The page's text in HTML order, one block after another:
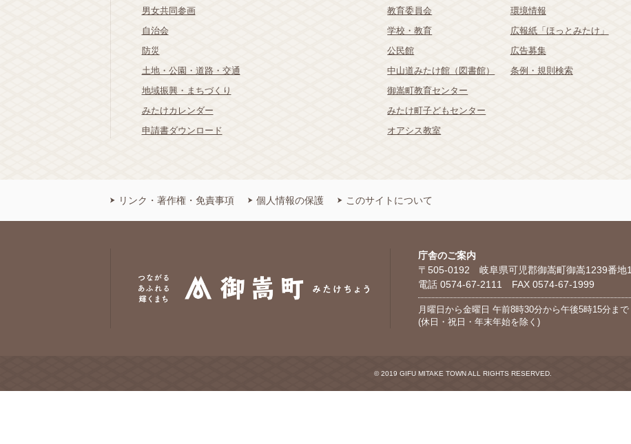
男女共同参画
自治会
防災
土地・公園・道路・交通
地域振興・まちづくり
みたけカレンダー
申請書ダウンロード
教育委員会
学校・教育
公民館
中山道みたけ館（図書館）
御嵩町教育センター
みたけ町子どもセンター
オアシス教室
環境情報
広報紙「ほっとみたけ」
広告募集
条例・規則検索
リンク・著作権・免責事項 個人情報の保護 このサイトについて
庁舎のご案内
〒505-0192 岐阜県可児郡御嵩町御嵩1239番地1
電話 0574-67-2111 FAX 0574-67-1999
月曜日から金曜日 午前8時30分から午後5時15分まで
(休日・祝日・年末年始を除く)
© 2019 GIFU MITAKE TOWN ALL RIGHTS RESERVED.